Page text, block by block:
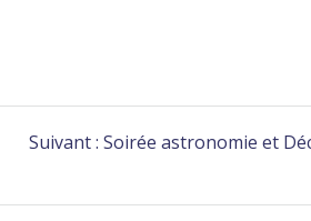
Suivant : Soirée astronomie et